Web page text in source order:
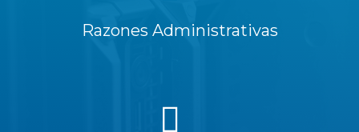
Razones Administrativas